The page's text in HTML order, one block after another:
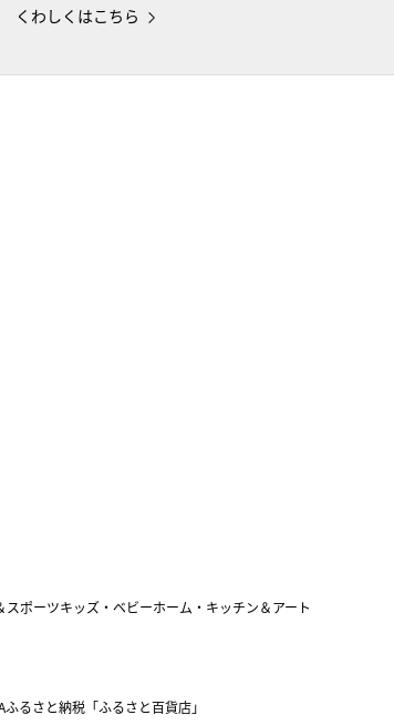
くわしくはこちら
スポーツキッズ・ベビーホーム・キッチン＆アート
ふるさと納税「ふるさと百貨店」